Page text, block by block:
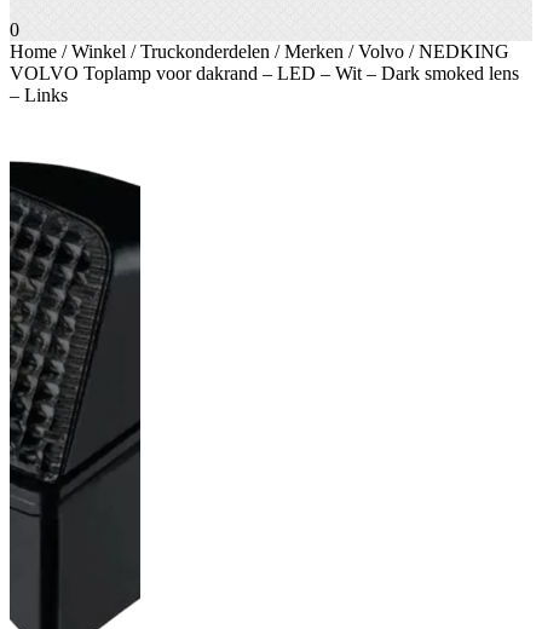
0
Home /Winkel /Truckonderdelen /Merken /Volvo / NEDKING
VOLVO Toplamp voor dakrand – LED – Wit – Dark smoked lens
– Links